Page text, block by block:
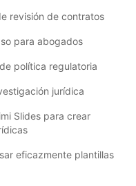
revisión de contratos
para abogados
política regulatoria
jurídica
Slides para crear
eficazmente plantillas